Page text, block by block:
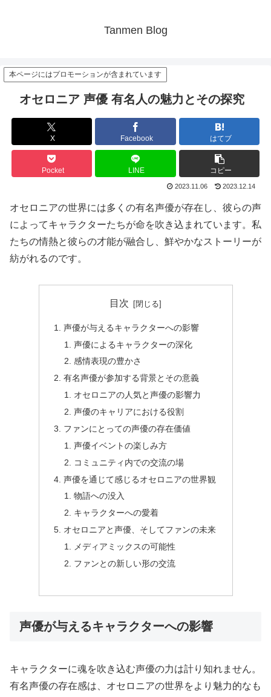
Tanmen Blog
本ページにはプロモーションが含まれています
オセロニア 声優 有名人の魅力とその探究
X Facebook はてブ
Pocket LINE コピー
2023.11.06 2023.12.14
オセロニアの世界には多くの有名声優が存在し、彼らの声
によってキャラクターたちが命を吹き込まれています。私
たちの情熱と彼らの才能が融合し、鮮やかなストーリーが
紡がれるのです。
目次
声優が与えるキャラクターへの影響
声優によるキャラクターの深化
感情表現の豊かさ
有名声優が参加する背景とその意義
オセロニアの人気と声優の影響力
声優のキャリアにおける役割
ファンにとっての声優の存在価値
声優イベントの楽しみ方
コミュニティ内での交流の場
声優を通じて感じるオセロニアの世界観
物語への没入
キャラクターへの愛着
オセロニアと声優、そしてファンの未来
メディアミックスの可能性
ファンとの新しい形の交流
声優が与えるキャラクターへの影響
キャラクターに魂を吹き込む声優の力は計り知れません。
有名声優の存在感は、オセロニアの世界をより魅力的なも